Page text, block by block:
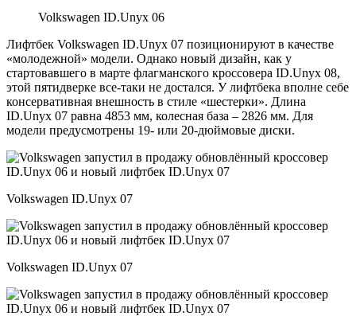
Volkswagen ID.Unyx 06
Лифтбек Volkswagen ID.Unyx 07 позиционируют в качестве
«молодежной» модели. Однако новый дизайн, как у
стартовавшего в марте флагманского кроссовера ID.Unyx 08,
этой пятидверке все-таки не достался. У лифтбека вполне себе
консервативная внешность в стиле «шестерки». Длина
ID.Unyx 07 равна 4853 мм, колесная база – 2826 мм. Для
модели предусмотрены 19- или 20-дюймовые диски.
Volkswagen ID.Unyx 07
Volkswagen ID.Unyx 07